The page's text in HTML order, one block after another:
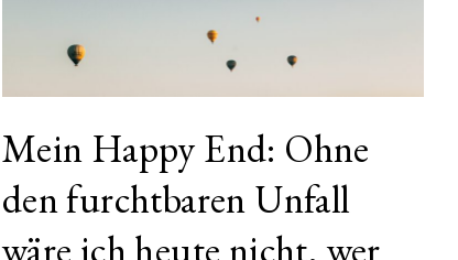
Mein Happy End: Ohne
den furchtbaren Unfall
wäre ich heute nicht, wer